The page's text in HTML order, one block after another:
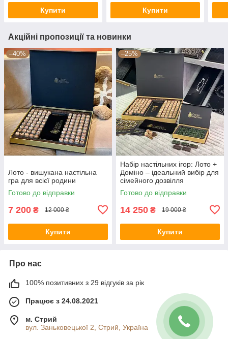
Купити Купити
Акційні пропозиції та новинки
–40%
Лото - вишукана настільна
гра для всієї родини
Готово до відправки
7 200 ₴ 12 000 ₴
Купити
–25%
Набір настільних ігор: Лото +
Доміно – ідеальний вибір для
сімейного дозвілля
Готово до відправки
14 250 ₴ 19 000 ₴
Купити
Про нас
100% позитивних з 29 відгуків за рік
Працює з 24.08.2021
м. Стрий
вул. Заньковецької 2, Стрий, Україна